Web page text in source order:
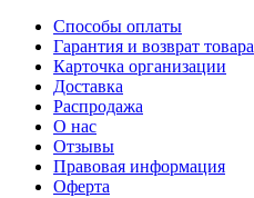
Способы оплаты
Гарантия и возврат товара
Карточка организации
Доставка
Распродажа
О нас
Отзывы
Правовая информация
Оферта